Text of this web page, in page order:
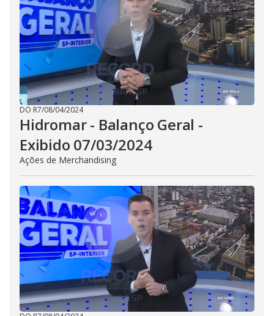
DO R7/08/04/2024
Hidromar - Balanço Geral -
Exibido 07/03/2024
Ações de Merchandising